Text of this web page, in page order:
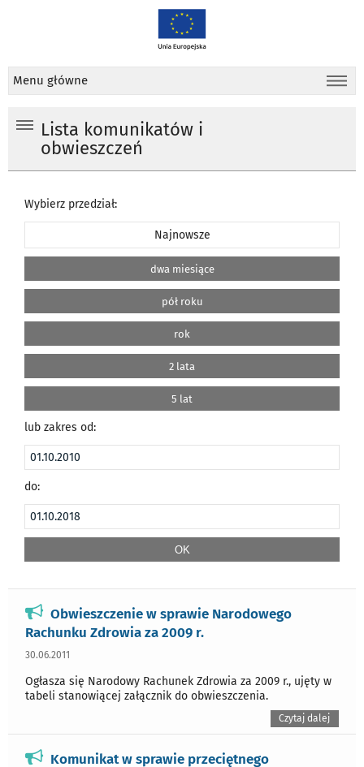
Menu główne
Lista komunikatów i
obwieszczeń
Wybierz przedział:
Najnowsze
dwa miesiące
pół roku
rok
2 lata
5 lat
lub zakres od:
do:
Obwieszczenie w sprawie Narodowego
Rachunku Zdrowia za 2009 r.
30.06.2011
Ogłasza się Narodowy Rachunek Zdrowia za 2009 r., ujęty w
tabeli stanowiącej załącznik do obwieszczenia.
Czytaj dalej
Komunikat w sprawie przeciętnego